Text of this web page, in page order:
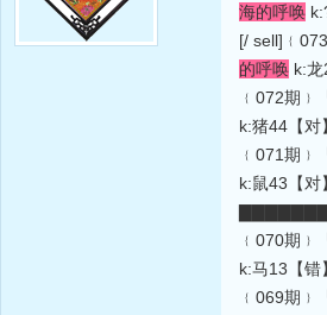
海的呼唤
[/
的呼唤 k:龙
﹛072期
k:猪44【对】
﹛071期
k:鼠43【对】
﹛070期
k:马13【错】
﹛069期